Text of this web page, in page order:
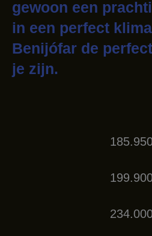
gewoon een
in een perfect
Benijófar de
je zijn.